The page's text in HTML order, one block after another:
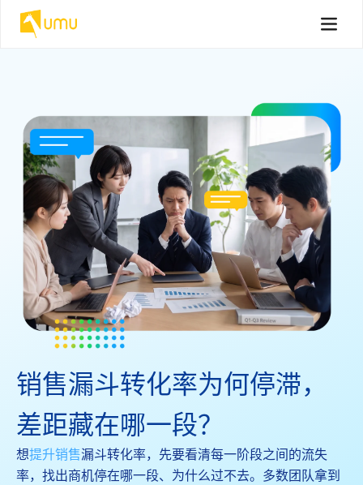
销售漏斗转化率为何停滞，
差距藏在哪一段？
想提升销售漏斗转化率，先要看清每一阶段之间的流失
率，找出商机停在哪一段、为什么过不去。多数团队拿到